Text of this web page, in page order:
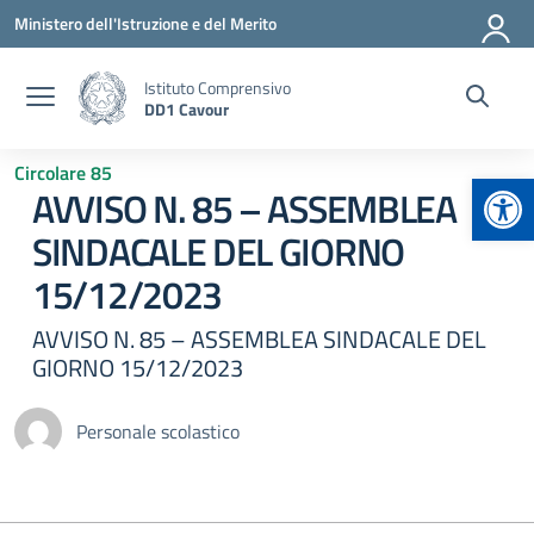
Vai ai contenuti
Vai al menu di navigazione
Vai al footer
Ministero dell'Istruzione e del Merito
Istituto Comprensivo
DD1 Cavour
Circolare 85
AVVISO N. 85 – ASSEMBLEA
SINDACALE DEL GIORNO
15/12/2023
AVVISO N. 85 – ASSEMBLEA SINDACALE DEL
GIORNO 15/12/2023
Personale scolastico